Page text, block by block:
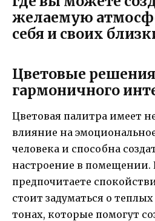
желаемую
себя и своих
Цветовые
гармоничного
Цветовая палитра имеет
влияние на
человека и способна
настроение в помещении.
предпочитаете
стоит задуматься о
тонах, которые помогут